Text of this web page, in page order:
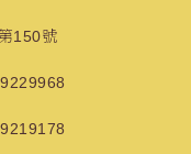
150號